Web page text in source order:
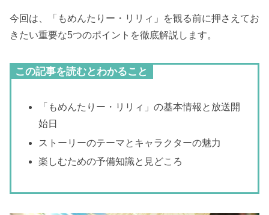
今回は、「もめんたりー・リリィ」を観る前に押さえてお
きたい重要な5つのポイントを徹底解説します。
この記事を読むとわかること
「もめんたりー・リリィ」の基本情報と放送開
始日
ストーリーのテーマとキャラクターの魅力
楽しむための予備知識と見どころ